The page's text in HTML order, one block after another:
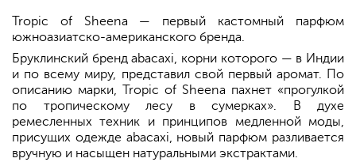
Tropic of Sheena — первый кастомный парфюм
южноазиатско-американского бренда.
Бруклинский бренд abacaxi, корни которого — в Индии
и по всему миру, представил свой первый аромат. По
описанию марки, Tropic of Sheena пахнет «прогулкой
по тропическому лесу в сумерках». В духе
ремесленных техник и принципов медленной моды,
присущих одежде abacaxi, новый парфюм разливается
вручную и насыщен натуральными экстрактами.